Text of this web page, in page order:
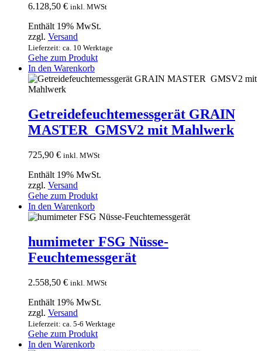
6.128,50 € inkl. MWSt
Enthält 19% MwSt.
zzgl. Versand
Lieferzeit: ca. 10 Werktage
Gehe zum Produkt
In den Warenkorb
Getreidefeuchtemessgerät GRAIN
MASTER GMSV2 mit Mahlwerk
725,90 € inkl. MWSt
Enthält 19% MwSt.
zzgl. Versand
Gehe zum Produkt
In den Warenkorb
humimeter FSG Nüsse-
Feuchtemessgerät
2.558,50 € inkl. MWSt
Enthält 19% MwSt.
zzgl. Versand
Lieferzeit: ca. 5-6 Werktage
Gehe zum Produkt
In den Warenkorb